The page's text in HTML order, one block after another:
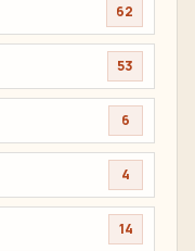
62
53
6
4
14